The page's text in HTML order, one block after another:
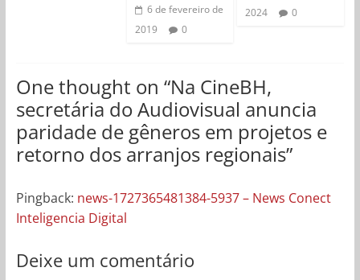
6 de fevereiro de
2019
0
2024
0
One thought on “Na CineBH,
secretária do Audiovisual anuncia
paridade de gêneros em projetos e
retorno dos arranjos regionais”
Pingback: news-1727365481384-5937 – News Conect
Inteligencia Digital
Deixe um comentário